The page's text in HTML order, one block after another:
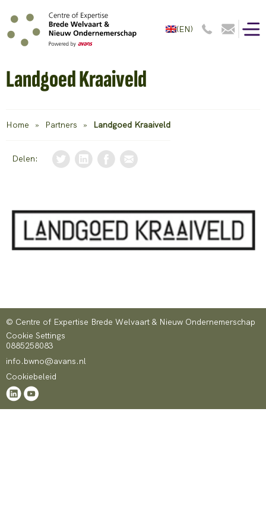
(EN)
Landgoed Kraaiveld
Home » Partners » Landgoed Kraaiveld
Delen:
© Centre of Expertise Brede Welvaart & Nieuw Ondernemerschap
Cookie Settings
0885258083
info.bwno@avans.nl
Cookiebeleid